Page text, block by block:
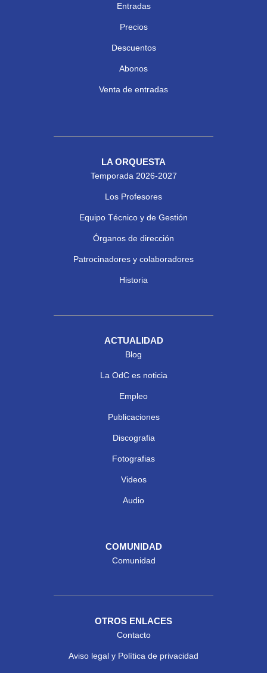
Entradas
Precios
Descuentos
Abonos
Venta de entradas
LA ORQUESTA
Temporada 2026-2027
Los Profesores
Equipo Técnico y de Gestión
Órganos de dirección
Patrocinadores y colaboradores
Historia
ACTUALIDAD
Blog
La OdC es noticia
Empleo
Publicaciones
Discografia
Fotografias
Videos
Audio
COMUNIDAD
Comunidad
OTROS ENLACES
Contacto
Aviso legal y Política de privacidad